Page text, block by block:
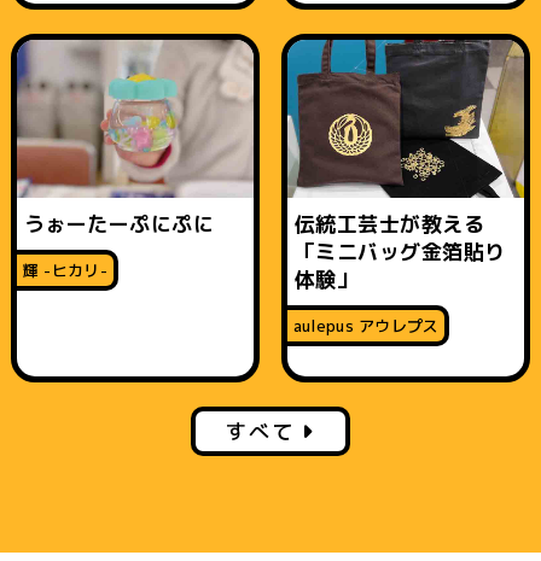
うぉーたーぷにぷに
輝 -ヒカリ-
伝統工芸士が教える
「ミニバッグ金箔貼り
体験」
aulepus アウレプス
すべて